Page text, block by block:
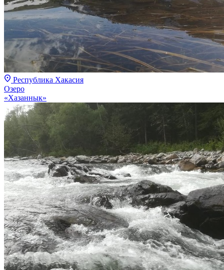
Республика Хакасия
Озеро
«Хазаннык»